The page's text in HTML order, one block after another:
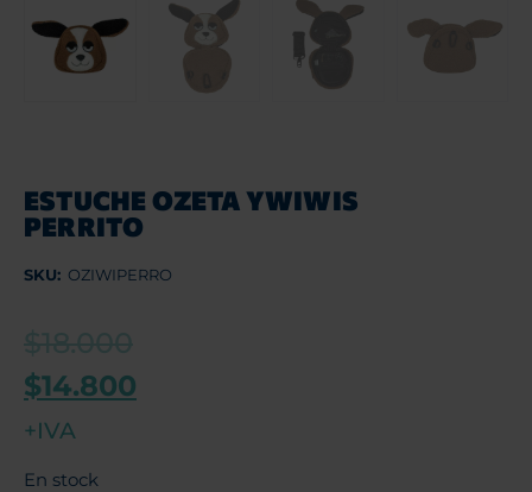
ESTUCHE OZETA YWIWIS
PERRITO
SKU: OZIWIPERRO
$14.800
+IVA
En stock